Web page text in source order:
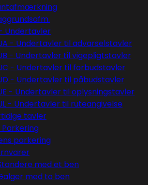
Undertavler
- Undertavler til advarselstavler
- Undertavler til vigepligtstavler
- Undertavler til forbudstavler
- Undertavler til påbudstavler
- Undertavler til oplysningstavler
- Undertavler til ruteangivelse
tavler
parkering
med et ben
med to ben